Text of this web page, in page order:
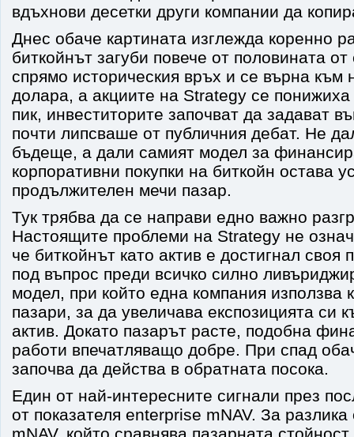
вдъхнови десетки други компании да
Днес обаче картината изглежда коренно
биткойнът загуби повече от половината от
спрямо историческия връх и се върна към
долара, а акциите на Strategy се
пик, инвеститорите започват да задават
почти липсваше от публичния дебат. Не
бъдеще, а дали самият модел за
корпоративни покупки на биткойн остава
продължителен мечи пазар.
Тук трябва да се направи едно важно
Настоящите проблеми на Strategy не
че биткойнът като актив е достигнал своя
под въпрос преди всичко силно
модел, при който една компания използва
пазари, за да увеличава експозицията си
актив. Докато пазарът расте, подобна
работи впечатляващо добре. При спад
започва да действа в обратната посока.
Един от най-интересните сигнали през
от показателя enterprise mNAV. За